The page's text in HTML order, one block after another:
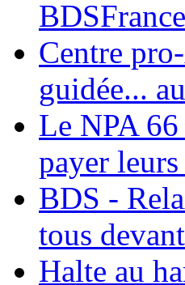
BDSFrance
Centre
guidée...
Le NPA
payer
BDS -
tous
Halte au